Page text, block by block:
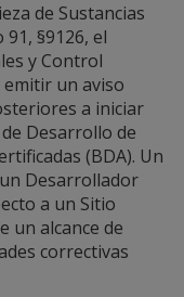
de Sustancias
91, §9126, el
y Control
emitir un aviso
a iniciar
Desarrollo de
(BDA). Un
Desarrollador
a un Sitio
un alcance de
correctivas